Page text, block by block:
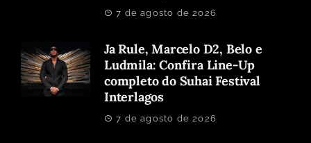
7 de agosto de 2026
Ja Rule, Marcelo D2, Belo e
Ludmila: Confira Line-Up
completo do Suhai Festival
Interlagos
7 de agosto de 2026